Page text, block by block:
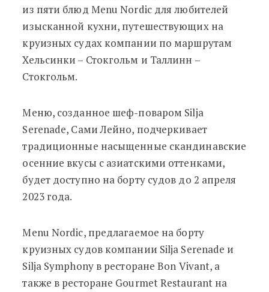
из пяти блюд Menu Nordic для любителей
изысканной кухни, путешествующих на
круизных судах компании по маршрутам
Хельсинки – Стокгольм и Таллинн –
Стокгольм.
Меню, созданное шеф-поваром Silja
Serenade, Сами Лейно, подчеркивает
традиционные насыщенные скандинавские
осенние вкусы с азиатскими оттенками,
будет доступно на борту судов до 2 апреля
2023 года.
Menu Nordic, предлагаемое на борту
круизных судов компании Silja Serenade и
Silja Symphony в ресторане Bon Vivant, а
также в ресторане Gourmet Restaurant на